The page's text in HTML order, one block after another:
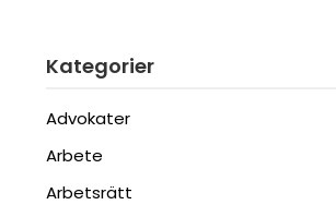
Kategorier
Advokater
Arbete
Arbetsrätt